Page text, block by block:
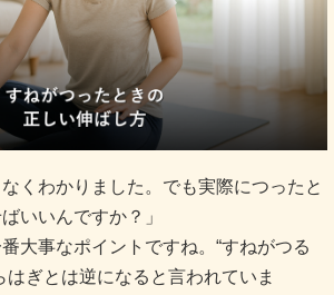
くわかりました。でも実際につったと
いいんですか？」
大事なポイントですね。“すねがつる
はぎとは逆になると言われていま